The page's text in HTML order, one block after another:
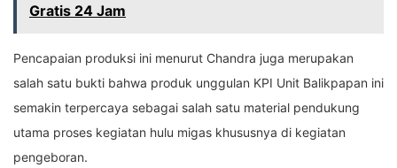
Gratis 24 Jam
Pencapaian produksi ini menurut Chandra juga merupakan
salah satu bukti bahwa produk unggulan KPI Unit Balikpapan ini
semakin terpercaya sebagai salah satu material pendukung
utama proses kegiatan hulu migas khususnya di kegiatan
pengeboran.